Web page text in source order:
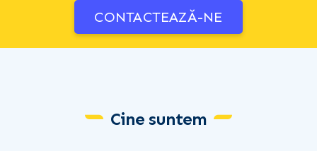
CONTACTEAZĂ-NE
Cine suntem